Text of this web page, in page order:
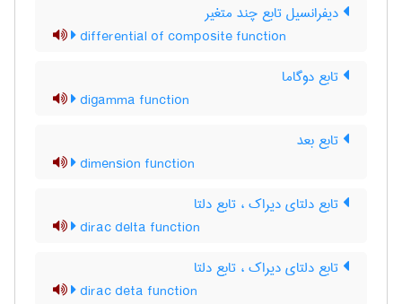
دیفرانسیل تابع چند متغیر
differential of composite function
تابع دوگاما
digamma function
تابع بعد
dimension function
تابع دلتای دیراک ، تابع دلتا
dirac delta function
تابع دلتای دیراک ، تابع دلتا
dirac deta function